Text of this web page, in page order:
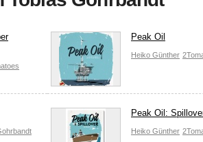
Peak Oil
Heiko Günther
Peak Oil:
Heiko Günther